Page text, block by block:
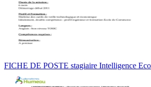
FICHE DE POSTE stagiaire Intelligence